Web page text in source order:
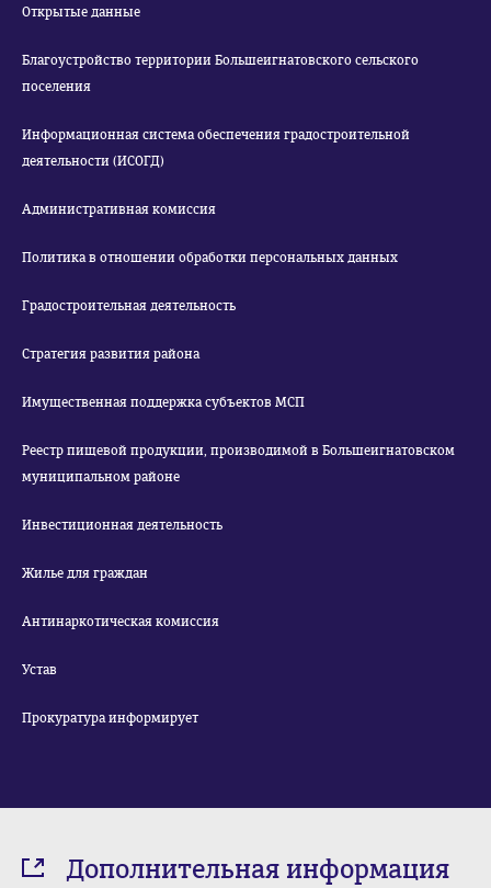
Открытые данные
Благоустройство территории Большеигнатовского сельского
поселения
Информационная система обеспечения градостроительной
деятельности (ИСОГД)
Административная комиссия
Политика в отношении обработки персональных данных
Градостроительная деятельность
Стратегия развития района
Имущественная поддержка субъектов МСП
Реестр пищевой продукции, производимой в Большеигнатовском
муниципальном районе
Инвестиционная деятельность
Жилье для граждан
Антинаркотическая комиссия
Устав
Прокуратура информирует
Дополнительная информация